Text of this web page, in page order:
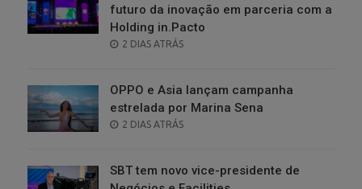
futuro da inovação em parceria com a
Holding in.Pacto
POSTED
2 DIAS ATRÁS
OPPO e Asia lançam campanha
estrelada por Marina Sena
POSTED
2 DIAS ATRÁS
SBT tem novo vice-presidente de